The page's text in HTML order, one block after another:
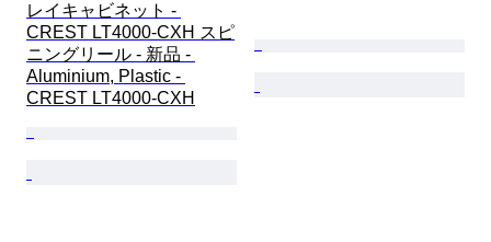
レイキャビネット -
CREST LT4000-CXH スピ
ニングリール - 新品 -
Aluminium, Plastic -
CREST LT4000-CXH